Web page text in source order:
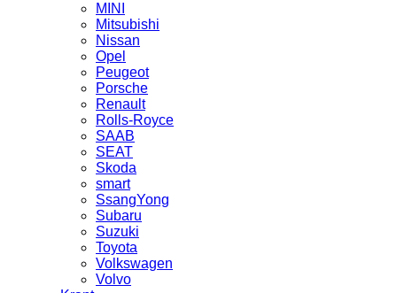
MINI
Mitsubishi
Nissan
Opel
Peugeot
Porsche
Renault
Rolls-Royce
SAAB
SEAT
Skoda
smart
SsangYong
Subaru
Suzuki
Toyota
Volkswagen
Volvo